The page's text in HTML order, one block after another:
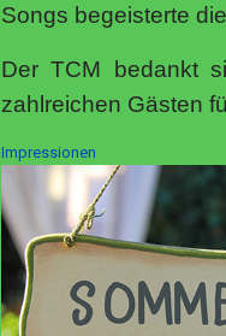
Songs begeisterte
Der TCM bedankt
zahlreichen Gästen
Impressionen